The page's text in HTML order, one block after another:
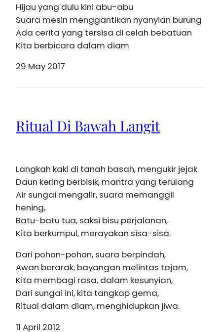
Hijau yang dulu kini abu-abu
Suara mesin menggantikan nyanyian burung
Ada cerita yang tersisa di celah bebatuan
Kita berbicara dalam diam
29 May 2017
Ritual Di Bawah Langit
Langkah kaki di tanah basah, mengukir jejak
Daun kering berbisik, mantra yang terulang
Air sungai mengalir, suara memanggil
hening,
Batu-batu tua, saksi bisu perjalanan,
Kita berkumpul, merayakan sisa-sisa.
Dari pohon-pohon, suara berpindah,
Awan berarak, bayangan melintas tajam,
Kita membagi rasa, dalam kesunyian,
Dari sungai ini, kita tangkap gema,
Ritual dalam diam, menghidupkan jiwa.
11 April 2012